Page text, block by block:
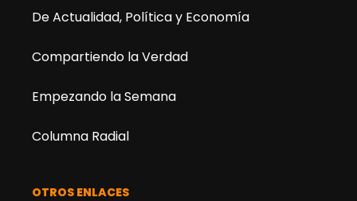
De Actualidad, Política y Economía
Compartiendo la Verdad
Empezando la Semana
Columna Radial
OTROS ENLACES